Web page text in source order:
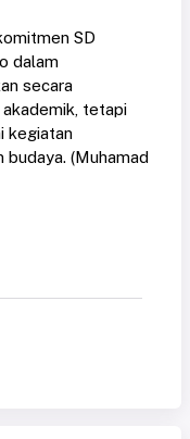
SD
dalam
secara
tetapi
kegiatan
budaya. (Muhamad